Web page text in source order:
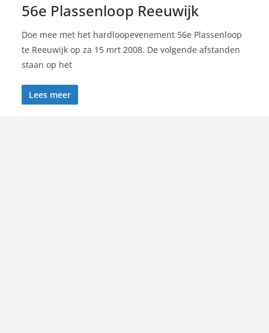
56e Plassenloop Reeuwijk
Doe mee met het hardloopevenement 56e Plassenloop
te Reeuwijk op za 15 mrt 2008. De volgende afstanden
staan op het
Lees meer